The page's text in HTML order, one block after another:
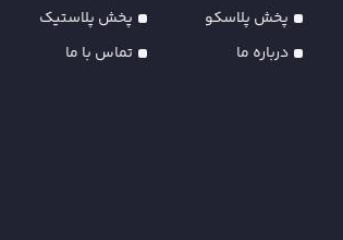
پخش پلاسکو
پخش پلاستیک
درباره ما
تماس با ما